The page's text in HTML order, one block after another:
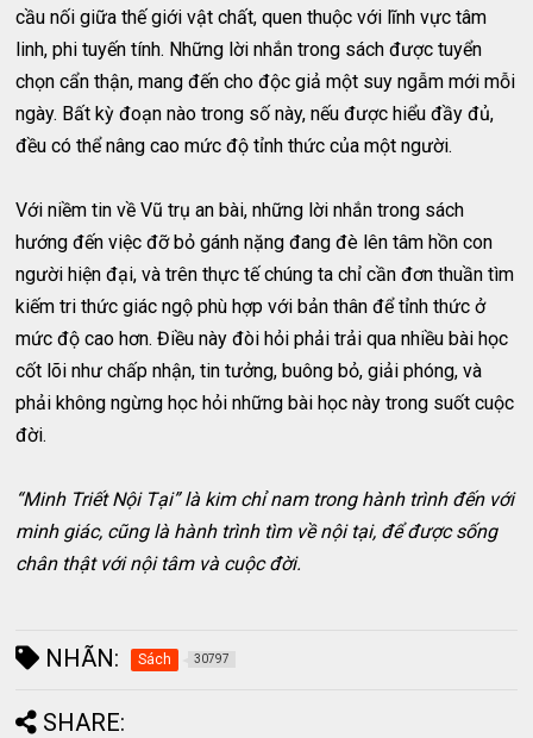
cầu nối giữa thế giới vật chất, quen thuộc với lĩnh vực tâm
linh, phi tuyến tính. Những lời nhắn trong sách được tuyển
chọn cẩn thận, mang đến cho độc giả một suy ngẫm mới mỗi
ngày. Bất kỳ đoạn nào trong số này, nếu được hiểu đầy đủ,
đều có thể nâng cao mức độ tỉnh thức của một người.
Với niềm tin về Vũ trụ an bài, những lời nhắn trong sách
hướng đến việc đỡ bỏ gánh nặng đang đè lên tâm hồn con
người hiện đại, và trên thực tế chúng ta chỉ cần đơn thuần tìm
kiếm tri thức giác ngộ phù hợp với bản thân để tỉnh thức ở
mức độ cao hơn. Điều này đòi hỏi phải trải qua nhiều bài học
cốt lõi như chấp nhận, tin tưởng, buông bỏ, giải phóng, và
phải không ngừng học hỏi những bài học này trong suốt cuộc
đời.
“Minh Triết Nội Tại” là kim chỉ nam trong hành trình đến với
minh giác, cũng là hành trình tìm về nội tại, để được sống
chân thật với nội tâm và cuộc đời.
NHÃN: Sách 30797
SHARE: